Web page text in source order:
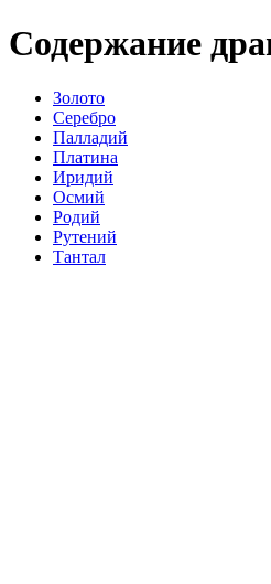
Содержание
Золото
Серебро
Палладий
Платина
Иридий
Осмий
Родий
Рутений
Тантал